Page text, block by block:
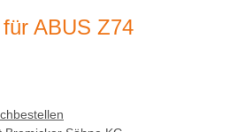
ABUS Z74